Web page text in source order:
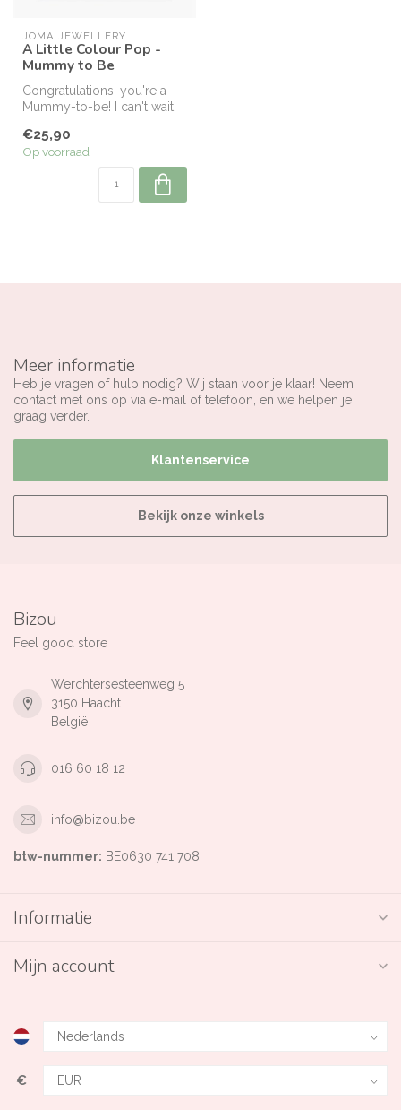
JOMA JEWELLERY
A Little Colour Pop -
Mummy to Be
Congratulations, you're a
Mummy-to-be! I can't wait
€25,90
Op voorraad
Meer informatie
Heb je vragen of hulp nodig? Wij staan voor je klaar! Neem
contact met ons op via e-mail of telefoon, en we helpen je
graag verder.
Klantenservice
Bekijk onze winkels
Bizou
Feel good store
Werchtersesteenweg 5
3150 Haacht
België
016 60 18 12
info@bizou.be
btw-nummer: BE0630 741 708
Informatie
Mijn account
€